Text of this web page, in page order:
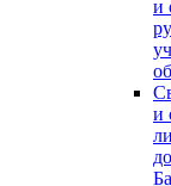
и
и